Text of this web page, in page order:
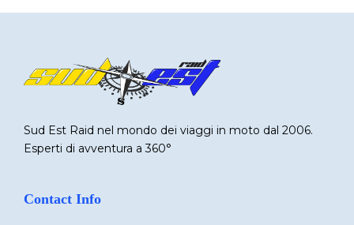
Sud Est Raid nel mondo dei viaggi in moto dal 2006.
Esperti di avventura a 360°
Contact Info